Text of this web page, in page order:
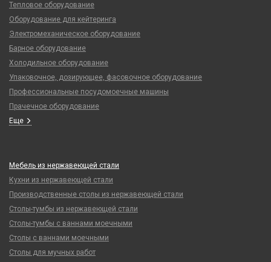
Тепловое оборудование
Оборудование для кейтеринга
Электромеханическое оборудование
Барное оборудование
Холодильное оборудование
Упаковочное, дозирующее, фасовочное оборудование
Профессиональные посудомоечные машины
Прачечное оборудование
Еще
Мебель из нержавеющей стали
Кухни из нержавеющей стали
Производственные столы из нержавеющей стали
Столы-тумбы из нержавеющей стали
Столы-тумбы с ваннами моечными
Столы с ваннами моечными
Столы для мучных работ